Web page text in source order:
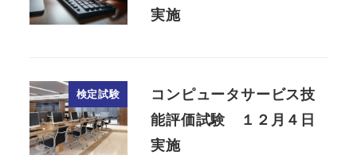
実施
検定試験
コンピュータサービス技
能評価試験 １２月４日
実施